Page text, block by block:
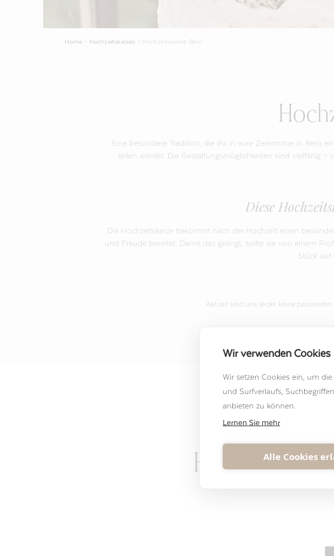
Wir verwenden Cookies
Wir setzen Cookies ein, um
und Surfverlaufs,
anbieten zu können.
Lernen Sie mehr
Alle Cookies
Home > Hochzeitskerzen > Hochzeitskerze Bern
Eine besondere Tradition, die ihr in eure Zeremonie in Bern
teilen werdet. Die Gestaltungsmöglichkeiten sind vielfältig
Diese
Die Hochzeitskerze bekommt nach der Hochzeit einen
und Freude bereitet. Damit das gelingt, sollte sie von einem
Stück
Aktuell sind uns leider keine